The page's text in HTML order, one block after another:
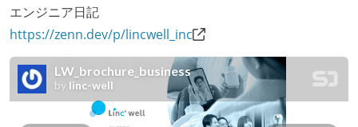
や、古くなったツールのリプレイスプロジェクトがボ
トムアップで実施されたことがある
OS やエディタ、IDE といった個人の環境は、各自の責
任で好きなものを使うことができる
企画を決定する場に、実装を担当する開発メンバーが
エンジニア日記
https://zenn.dev/p/lincwell_inc